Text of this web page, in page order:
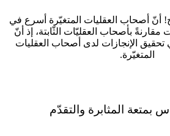
أنّ أصحاب العقليات المتغيّرة أسرع في
مقارنةً بأصحاب العقليّات الثّابتة، إذ أنّ
الإنجازات لدى أصحاب العقليات
المتغيّرة.
بمتعة المثابرة والتقدّم